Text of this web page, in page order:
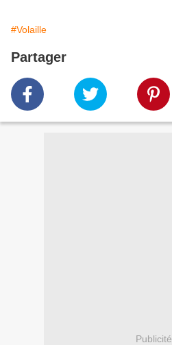
#Volaille
Partager
Publicité